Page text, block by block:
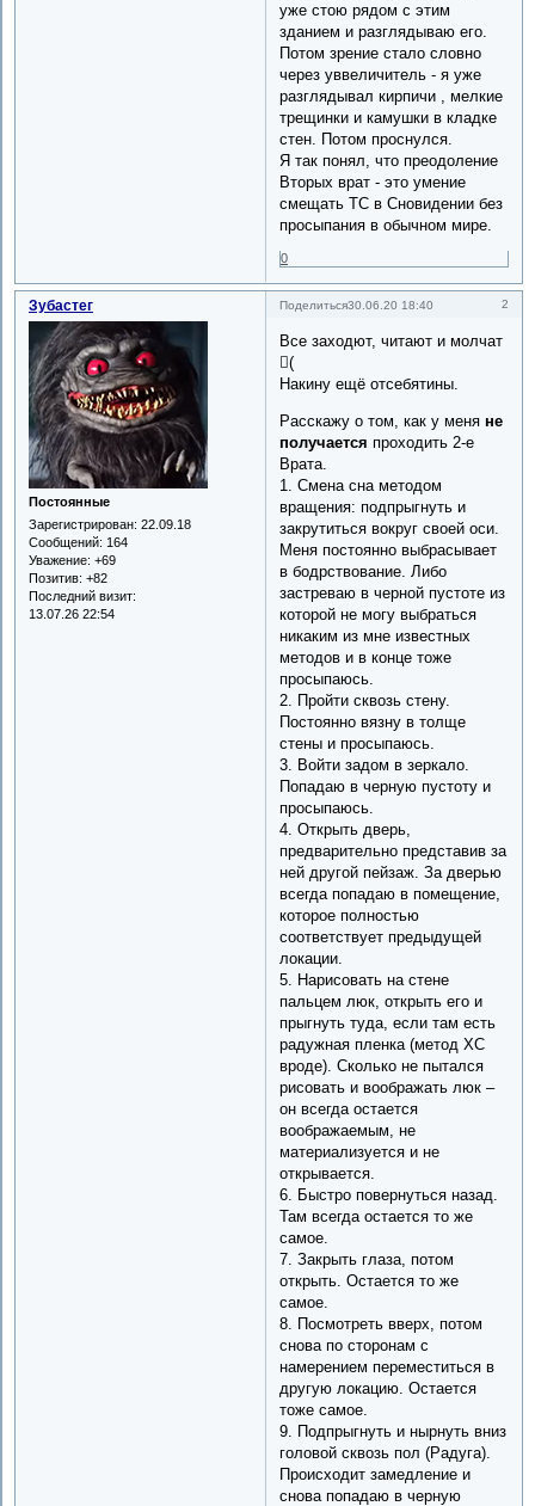
уже стою рядом с этим
зданием и разглядываю его.
Потом зрение стало словно
через уввеличитель - я уже
разглядывал кирпичи , мелкие
трещинки и камушки в кладке
стен. Потом проснулся.
Я так понял, что преодоление
Вторых врат - это умение
смещать ТС в Сновидении без
просыпания в обычном мире.
0
Поделиться 2
30.06.20 18:40
Зубастег
Постоянные
Зарегистрирован: 22.09.18
Сообщений: 164
Уважение: +69
Позитив: +82
Последний визит:
13.07.26 22:54
Все заходют, читают и молчат
(
Накину ещё отсебятины.
Расскажу о том, как у меняне
получается проходить 2-е
Врата.
1. Смена сна методом
вращения: подпрыгнуть и
закрутиться вокруг своей оси.
Меня постоянно выбрасывает
в бодрствование. Либо
застреваю в черной пустоте из
которой не могу выбраться
никаким из мне известных
методов и в конце тоже
просыпаюсь.
2. Пройти сквозь стену.
Постоянно вязну в толще
стены и просыпаюсь.
3. Войти задом в зеркало.
Попадаю в черную пустоту и
просыпаюсь.
4. Открыть дверь,
предварительно представив за
ней другой пейзаж. За дверью
всегда попадаю в помещение,
которое полностью
соответствует предыдущей
локации.
5. Нарисовать на стене
пальцем люк, открыть его и
прыгнуть туда, если там есть
радужная пленка (метод ХС
вроде). Сколько не пытался
рисовать и воображать люк –
он всегда остается
воображаемым, не
материализуется и не
открывается.
6. Быстро повернуться назад.
Там всегда остается то же
самое.
7. Закрыть глаза, потом
открыть. Остается то же
самое.
8. Посмотреть вверх, потом
снова по сторонам с
намерением переместиться в
другую локацию. Остается
тоже самое.
9. Подпрыгнуть и нырнуть вниз
головой сквозь пол (Радуга).
Происходит замедление и
снова попадаю в черную